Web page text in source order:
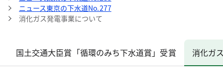
ニュース東京の下水道No.277
消化ガス発電事業について
国土交通大臣賞「循環のみち下水道賞」受賞 消化ガ